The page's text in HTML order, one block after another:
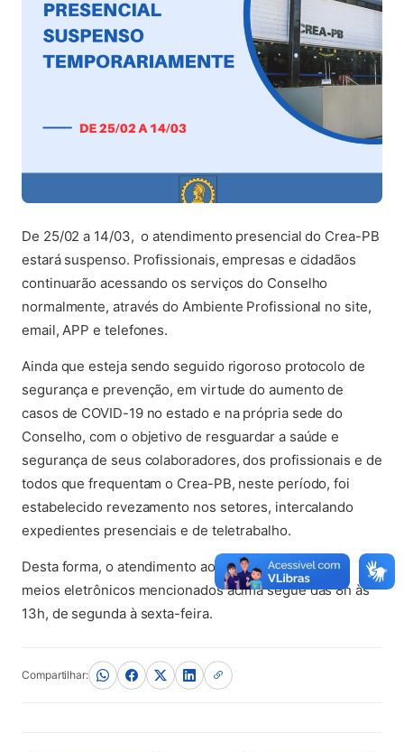
De 25/02 a 14/03, o atendimento presencial do Crea-PB
estará suspenso. Profissionais, empresas e cidadãos
continuarão acessando os serviços do Conselho
normalmente, através do Ambiente Profissional no site,
email, APP e telefones.
Ainda que esteja sendo seguido rigoroso protocolo de
segurança e prevenção, em virtude do aumento de
casos de COVID-19 no estado e na própria sede do
Conselho, com o objetivo de resguardar a saúde e
segurança de seus colaboradores, dos profissionais e de
todos que frequentam o Crea-PB, neste período, foi
estabelecido revezamento nos setores, intercalando
expedientes presenciais e de teletrabalho.
Desta forma, o atendimento ao público através dos
meios eletrônicos mencionados acima segue das 8h às
13h, de segunda à sexta-feira.
Compartilhar: